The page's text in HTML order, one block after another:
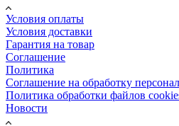
Условия оплаты
Условия доставки
Гарантия на товар
Соглашение
Политика
Соглашение на обработку
Политика обработки файлов
Новости